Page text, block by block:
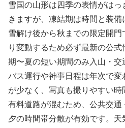
雪国の山形は四季の表情がは
きますが、凍結期は時間と装備
雪解け後から秋までの限定開門
り変動するため必ず最新の公
期〜夏の短い期間のみ入山・
バス運行や神事日程は年次で変
が少なく、写真も撮りやすい
有料道路が混むため、公共交
夕の時間帯分散が有効です。